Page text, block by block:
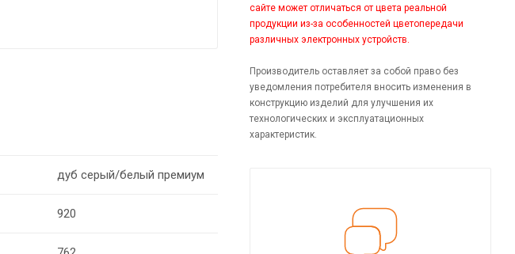
дуб серый/белый премиум
920
сайте может отличаться от цвета реальной
продукции из-за особенностей цветопередачи
различных электронных устройств.
Производитель оставляет за собой право без
уведомления потребителя вносить изменения в
конструкцию изделий для улучшения их
технологических и эксплуатационных
характеристик.